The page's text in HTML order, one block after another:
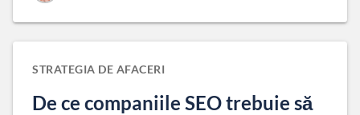
STRATEGIA DE AFACERI
De ce companiile SEO trebuie să